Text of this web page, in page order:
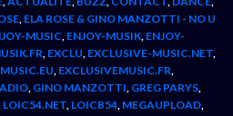
, ELA ROSE & GINO MANZOTTI - NO U
MUSIC, ENJOY-MUSIK, ENJOY-
, EXCLU, EXCLUSIVE-MUSIC.NET,
, EXCLUSIVEMUSIC.FR,
, GINO MANZOTTI, GREG PARYS,
LOIC54.NET, LOICB54, MEGAUPLOAD,